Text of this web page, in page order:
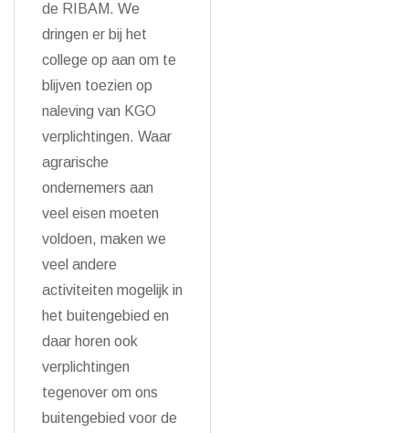
de RIBAM. We
dringen er bij het
college op aan om te
blijven toezien op
naleving van KGO
verplichtingen. Waar
agrarische
ondernemers aan
veel eisen moeten
voldoen, maken we
veel andere
activiteiten mogelijk in
het buitengebied en
daar horen ook
verplichtingen
tegenover om ons
buitengebied voor de